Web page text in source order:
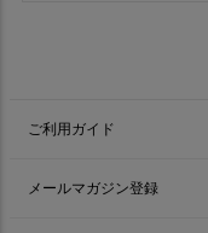
ご利用ガイド
メールマガジン登録